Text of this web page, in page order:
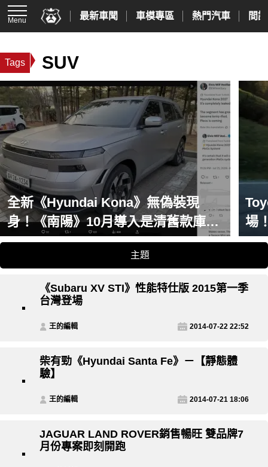
Menu 最新車聞 車模專區 熱門汽車 間
Tags SUV
全新《Hyundai Kona》無偽裝現
身！《南陽》10月導入是清舊款庫存
還是新款與海外同步上市？！
場
台
主題
《Subaru XV STI》性能特仕版 2015第一季
台灣登場
王的編輯 2014-07-22 22:52
柴有勁《Hyundai Santa Fe》－【靜態體
驗】
王的編輯 2014-07-21 18:06
JAGUAR LAND ROVER銷售暢旺 雙品牌7
月份專案即刻開跑